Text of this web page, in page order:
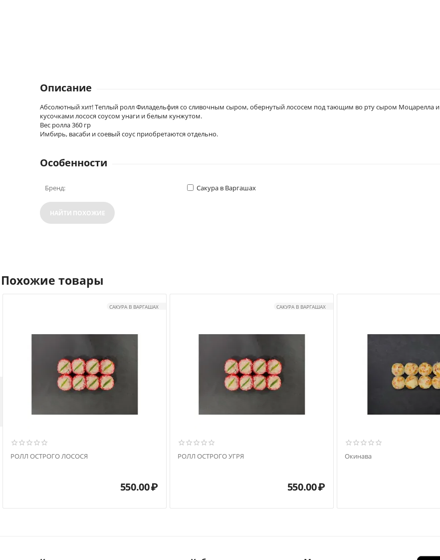
Описание
Абсолютный хит! Теплый ролл Филадельфия со сливочным сыром, обернутый лососем под тающим во рту сыром Моцарелла и
кусочками лосося соусом унаги и белым кунжутом.
Вес ролла 360 гр
Имбирь, васаби и соевый соус приобретаются отдельно.
Особенности
Бренд: Сакура в Варгашах
НАЙТИ ПОХОЖИЕ
Похожие товары
САКУРА В ВАРГАШАХ
РОЛЛ ОСТРОГО ЛОСОСЯ
550.00₽
САКУРА В ВАРГАШАХ
РОЛЛ ОСТРОГО УГРЯ
550.00₽
Окинава